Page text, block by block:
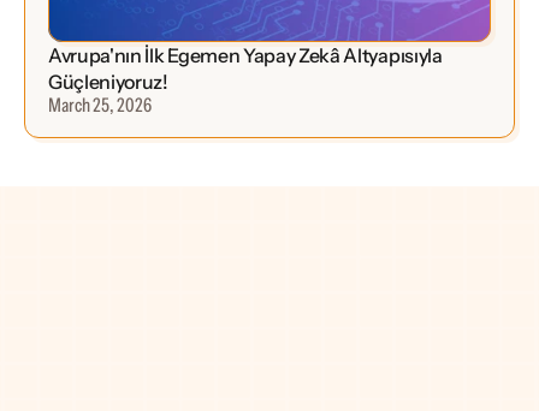
Avrupa'nın İlk Egemen Yapay Zekâ Altyapısıyla
Güçleniyoruz!
March 25, 2026